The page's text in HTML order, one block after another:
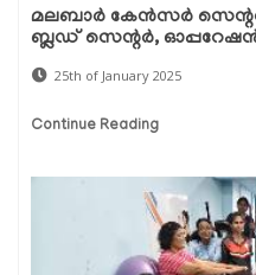
മലബാർ കേൻസർ
ബ്ലഡ് സെന്റർ, ഓപ്പറേഷൻ
25th of January 2025
Continue Reading